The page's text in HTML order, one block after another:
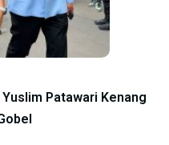
Patawari Kenang